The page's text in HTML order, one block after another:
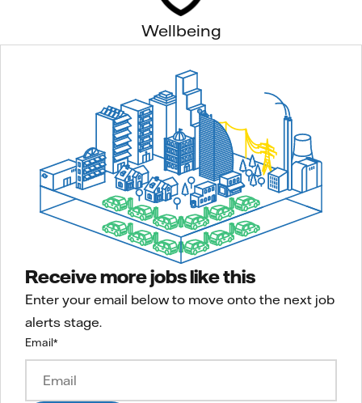
Wellbeing
Receive more jobs like this
Enter your email below to move onto the next job
alerts stage.
Email*